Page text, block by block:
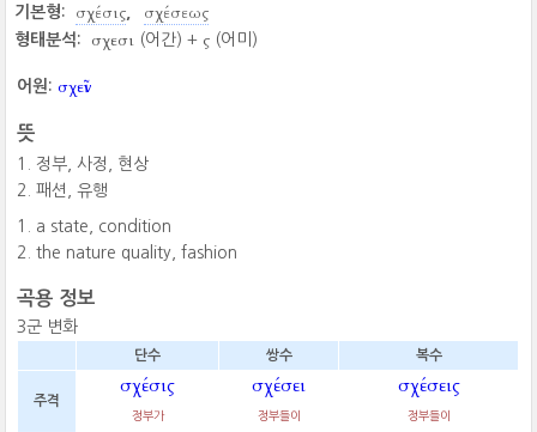
기본형: σχέσις σχέσεως
형태분석: σχεσι (어간) + ς (어미)
어원: σχεῖν
뜻
정부, 사정, 현상
패션, 유행
a state, condition
the nature quality, fashion
곡용 정보
3군 변화
단수 쌍수 복수
주격
σχέσις
정부가
σχέσει
정부들이
σχέσεις
정부들이